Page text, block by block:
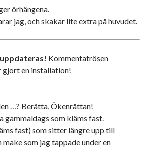
örhängena.
jag, och skakar lite extra på huvudet.
Kommentatrösen
gjort en installation!
…? Berätta, Ökenråttan!
gammaldags som kläms fast.
fast) som sitter längre upp till
make som jag tappade under en